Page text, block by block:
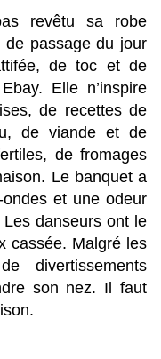
revêtu sa robe
passage du jour
de toc et de
Elle n’inspire
de recettes de
de viande et de
de fromages
Le banquet a
et une odeur
danseurs ont le
cassée. Malgré les
divertissements
son nez. Il faut